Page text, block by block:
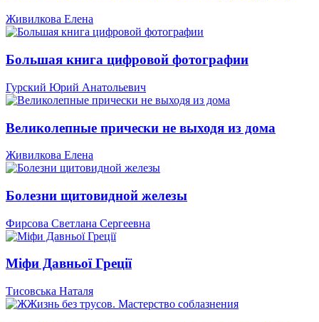
Живилкова Елена
Большая книга цифровой фотографии
Гурский Юрий Анатольевич
Великолепные прически не выходя из дома
Живилкова Елена
Болезни щитовидной железы
Фирсова Светлана Сергеевна
Міфи Давньої Греції
Тисовська Наталя